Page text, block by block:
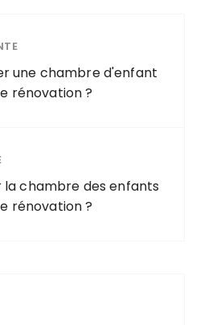
une chambre d'enfant
rénovation ?
chambre des enfants
rénovation ?